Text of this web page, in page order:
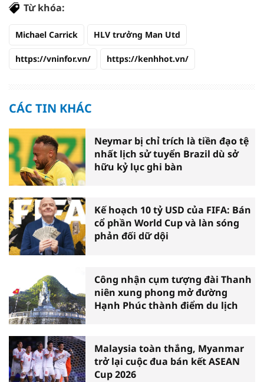
Từ khóa:
Michael Carrick HLV trưởng Man Utd
https://vninfor.vn/ https://kenhhot.vn/
CÁC TIN KHÁC
Neymar bị chỉ trích là tiền đạo tệ
nhất lịch sử tuyển Brazil dù sở
hữu kỷ lục ghi bàn
Kế hoạch 10 tỷ USD của FIFA: Bán
cổ phần World Cup và làn sóng
phản đối dữ dội
Công nhận cụm tượng đài Thanh
niên xung phong mở đường
Hạnh Phúc thành điểm du lịch
Malaysia toàn thắng, Myanmar
trở lại cuộc đua bán kết ASEAN
Cup 2026